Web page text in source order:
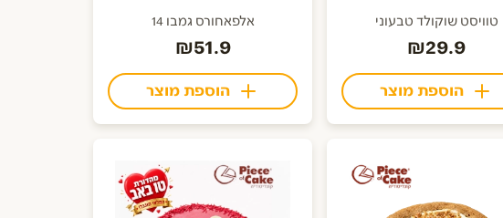
טוויסט שוקולד טבעוני
₪29.9
הוספת מוצר
אלפאחורס גמבו 14
₪51.9
הוספת מוצר